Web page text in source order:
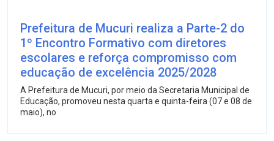
Prefeitura de Mucuri realiza a Parte-2 do
1º Encontro Formativo com diretores
escolares e reforça compromisso com
educação de excelência 2025/2028
A Prefeitura de Mucuri, por meio da Secretaria Municipal de
Educação, promoveu nesta quarta e quinta-feira (07 e 08 de
maio), no